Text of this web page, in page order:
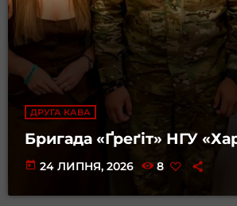
ДРУГА КАВА
Бригада «Ґреґіт» НГУ
today 24 ЛИПНЯ, 2026 8